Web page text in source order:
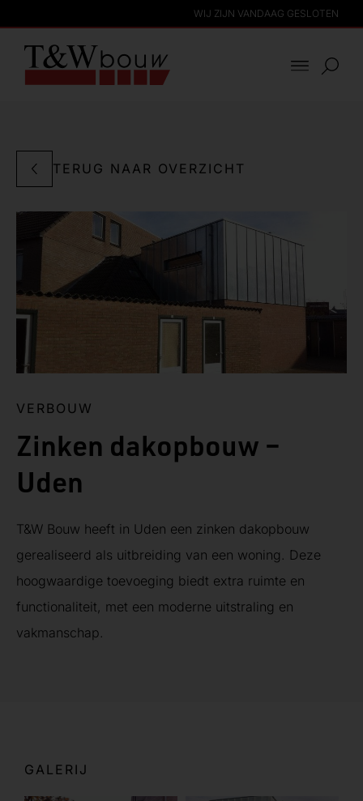
WIJ ZIJN VANDAAG GESLOTEN
TERUG NAAR OVERZICHT
VERBOUW
Zinken dakopbouw –
Uden
T&W Bouw heeft in Uden een zinken dakopbouw
gerealiseerd als uitbreiding van een woning. Deze
hoogwaardige toevoeging biedt extra ruimte en
functionaliteit, met een moderne uitstraling en
vakmanschap.
GALERIJ